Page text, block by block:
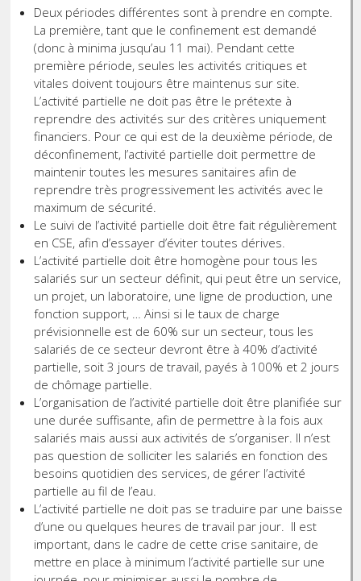
Deux périodes différentes sont à prendre en compte.
La première, tant que le confinement est demandé
(donc à minima jusqu’au 11 mai). Pendant cette
première période, seules les activités critiques et
vitales doivent toujours être maintenus sur site.
L’activité partielle ne doit pas être le prétexte à
reprendre des activités sur des critères uniquement
financiers. Pour ce qui est de la deuxième période, de
déconfinement, l’activité partielle doit permettre de
maintenir toutes les mesures sanitaires afin de
reprendre très progressivement les activités avec le
maximum de sécurité.
Le suivi de l’activité partielle doit être fait régulièrement
en CSE, afin d’essayer d’éviter toutes dérives.
L’activité partielle doit être homogène pour tous les
salariés sur un secteur définit, qui peut être un service,
un projet, un laboratoire, une ligne de production, une
fonction support, … Ainsi si le taux de charge
prévisionnelle est de 60% sur un secteur, tous les
salariés de ce secteur devront être à 40% d’activité
partielle, soit 3 jours de travail, payés à 100% et 2 jours
de chômage partielle.
L’organisation de l’activité partielle doit être planifiée sur
une durée suffisante, afin de permettre à la fois aux
salariés mais aussi aux activités de s’organiser. Il n’est
pas question de solliciter les salariés en fonction des
besoins quotidien des services, de gérer l’activité
partielle au fil de l’eau.
L’activité partielle ne doit pas se traduire par une baisse
d’une ou quelques heures de travail par jour. Il est
important, dans le cadre de cette crise sanitaire, de
mettre en place à minimum l’activité partielle sur une